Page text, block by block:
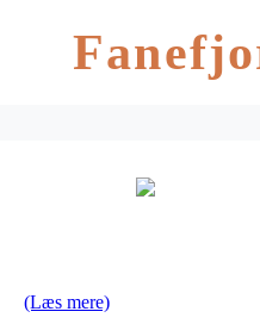
(Læs mere)